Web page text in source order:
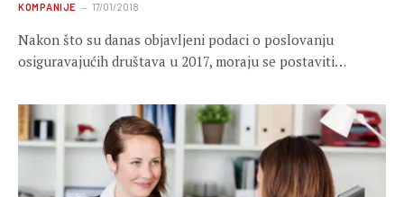
KOMPANIJE 17/01/2018
Nakon što su danas objavljeni podaci o poslovanju
osiguravajućih društava u 2017, moraju se postaviti…